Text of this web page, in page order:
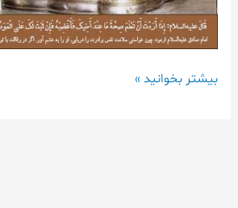
بیشتر بخوانید »